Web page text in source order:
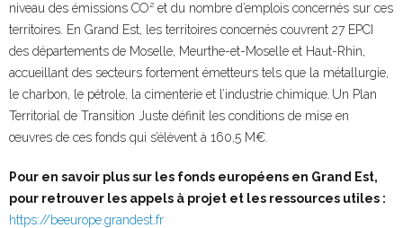
niveau des émissions CO² et du nombre d’emplois concernés sur ces
territoires. En Grand Est, les territoires concernés couvrent 27 EPCI
des départements de Moselle, Meurthe-et-Moselle et Haut-Rhin,
accueillant des secteurs fortement émetteurs tels que la métallurgie,
le charbon, le pétrole, la cimenterie et l’industrie chimique. Un Plan
Territorial de Transition Juste définit les conditions de mise en
œuvres de ces fonds qui s’élèvent à 160,5 M€.
Pour en savoir plus sur les fonds européens en Grand Est,
pour retrouver les appels à projet et les ressources utiles :
https://beeurope.grandest.fr